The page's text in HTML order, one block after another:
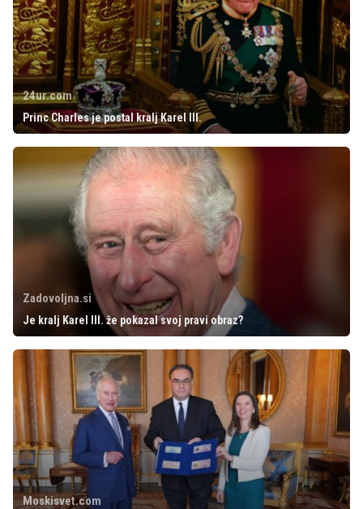
24ur.com
Princ Charles je postal kralj Karel III.
Zadovoljna.si
Je kralj Karel III. že pokazal svoj pravi obraz?
Moskisvet.com